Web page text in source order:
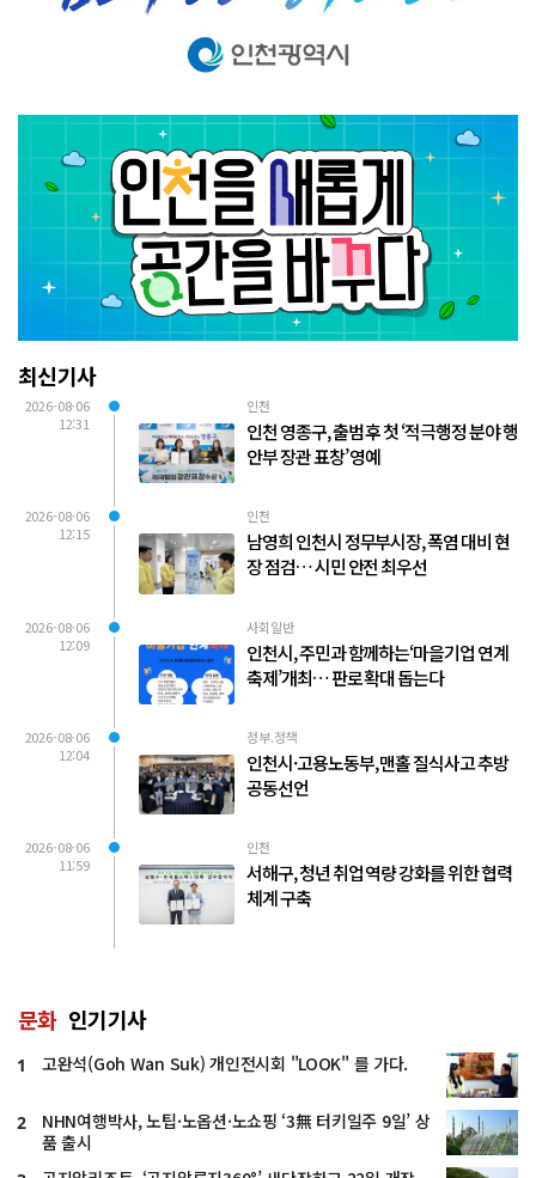
최신기사
2026-08-06
12:31
인천
인천 영종구, 출범 후 첫 ‘적극행정 분야 행
안부 장관 표창’ 영예
2026-08-06
12:15
인천
남영희 인천시 정무부시장, 폭염 대비 현
장 점검… 시민 안전 최우선
2026-08-06
12:09
사회일반
인천시, 주민과 함께하는‘마을기업 연계
축제’개최… 판로 확대 돕는다
2026-08-06
12:04
정부.정책
인천시·고용노동부, 맨홀 질식사고 추방
공동선언
2026-08-06
11:59
인천
서해구, 청년 취업 역량 강화를 위한 협력
체계 구축
문화 인기기사
1 고완석(Goh Wan Suk) 개인전시회 "LOOK" 를 가다.
2
NHN여행박사, 노팁·노옵션·노쇼핑 ‘3無 터키일주 9일’ 상
품 출시